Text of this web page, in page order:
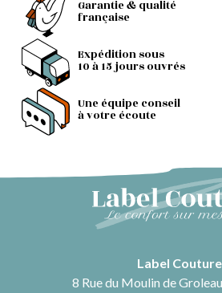
Garantie & qualité
française
Expédition sous
10 à 15 jours ouvrés
Une équipe conseil
à votre écoute
Label Couture
8 Rue du Moulin de